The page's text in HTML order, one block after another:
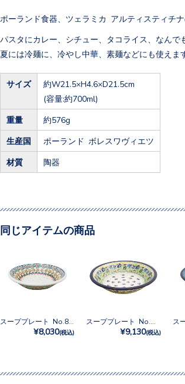
ポーランド食器、ツェラミカ アルティスティチ
パスタにカレー、シチュー、タコライス、なん
夏には冷麺に、冷やし中華、素麺などにも使えま
サイズ
約W21.5×H4.6×D21.5cm
(容量:約700ml)
重量 約576g
生産国 ポーランド ボレスワヴィエツ
材質 陶器
同じアイテムの商品
¥8,030(税込) ¥9,130(税込)